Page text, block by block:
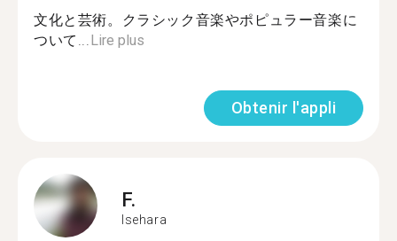
文化と芸術。クラシック音楽やポピュラー音楽に
ついて...Lire plus
Obtenir l'appli
F.
Isehara